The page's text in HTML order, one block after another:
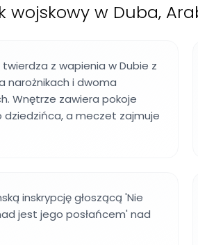
wojskowy w Duba,
z wapienia w Dubie z
narożnikach i dwoma
Wnętrze zawiera pokoje
dziedzińca, a meczet zajmuje
inskrypcję głoszącą 'Nie
jest jego posłańcem' nad